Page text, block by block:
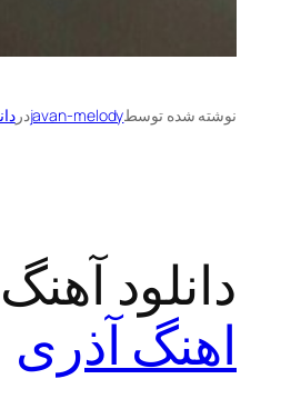
نوشته شده توسطjavan-melodyدر
دانلود
اهنگ آذری